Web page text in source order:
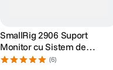
SmallRig 2906 Suport
Monitor cu Sistem de
Montare cu Clema NATO
(6)